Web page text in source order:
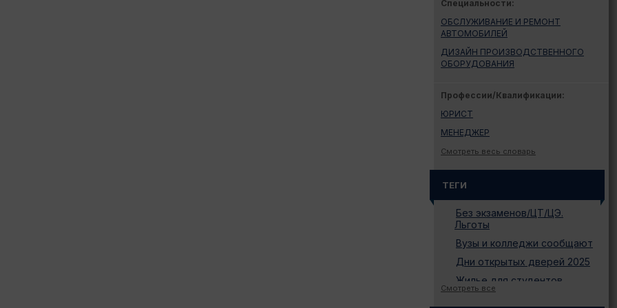
Специальности:
ОБСЛУЖИВАНИЕ И РЕМОНТ
АВТОМОБИЛЕЙ
ДИЗАЙН ПРОИЗВОДСТВЕННОГО
ОБОРУДОВАНИЯ
Профессии/Квалификации:
ЮРИСТ
МЕНЕДЖЕР
Смотреть весь словарь
ТЕГИ
Без экзаменов/ЦТ/ЦЭ.
Льготы
Вузы и колледжи сообщают
Дни открытых дверей 2025
Жилье для студентов
Смотреть все